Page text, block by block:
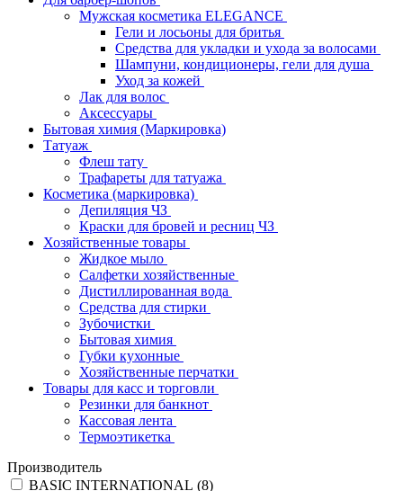
Мужская косметика ELEGANCE
Гели и лосьоны для бритья
Средства для укладки и ухода за волосами
Шампуни, кондиционеры, гели для душа
Уход за кожей
Лак для волос
Аксессуары
Бытовая химия (Маркировка)
Татуаж
Флеш тату
Трафареты для татуажа
Косметика (маркировка)
Депиляция ЧЗ
Краски для бровей и ресниц ЧЗ
Хозяйственные товары
Жидкое мыло
Салфетки хозяйственные
Дистиллированная вода
Средства для стирки
Зубочистки
Бытовая химия
Губки кухонные
Хозяйственные перчатки
Товары для касс и торговли
Резинки для банкнот
Кассовая лента
Термоэтикетка
Производитель
BASIC INTERNATIONAL (8)